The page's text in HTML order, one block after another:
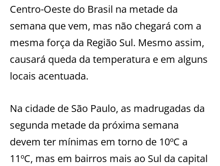
Centro-Oeste do Brasil na metade da
semana que vem, mas não chegará com a
mesma força da Região Sul. Mesmo assim,
causará queda da temperatura e em alguns
locais acentuada.
Na cidade de São Paulo, as madrugadas da
segunda metade da próxima semana
devem ter mínimas em torno de 10ºC a
11ºC, mas em bairros mais ao Sul da capital